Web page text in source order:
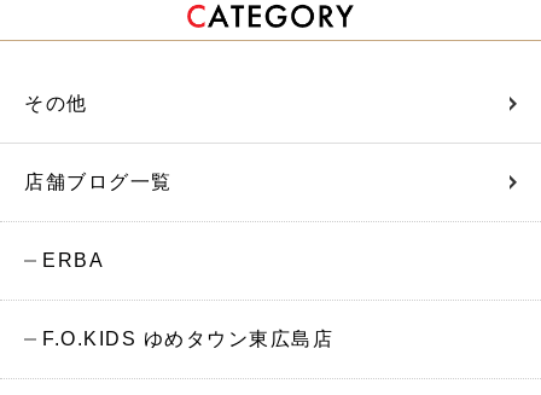
その他
店舗ブログ一覧
ERBA
F.O.KIDS ゆめタウン東広島店